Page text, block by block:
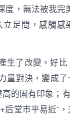
度，無法被我完
足間，感觸感
生了改變。好
量對決，變成
的固有印象；
后堂市平易近”